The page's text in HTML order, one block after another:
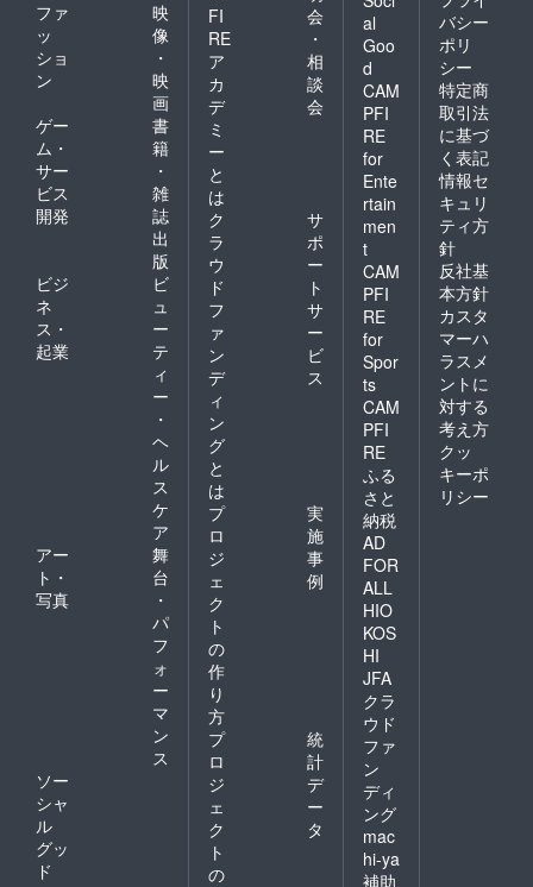
ファ
ッ
ショ
ン
映
像
・
映
画
ゲー
ム・
サー
ビス
開発
書
籍
・
雑
誌
出
版
ビジ
ネ
ス・
起業
ビ
ュ
ー
テ
ィ
ー
・
ヘ
ル
ス
ケ
ア
アー
ト・
写真
舞
台
・
パ
フ
ォ
ー
マ
ン
ス
ソー
シャ
ル
グッ
ド
FI
RE
ア
カ
デ
ミ
ー
と
は
会
・
相
談
会
ク
ラ
ウ
ド
フ
ァ
ン
デ
ィ
ン
グ
と
は
サ
ポ
ー
ト
サ
ー
ビ
ス
プ
ロ
ジ
ェ
ク
ト
の
作
り
方
実
施
事
例
プ
ロ
ジ
ェ
ク
ト
の
統
計
デ
ー
タ
al
Goo
d
CAM
PFI
RE
for
Ente
rtain
men
t
CAM
PFI
RE
for
Spor
ts
CAM
PFI
RE
ふる
さと
納税
AD
FOR
ALL
HIO
KOS
HI
JFA
クラ
ウド
ファ
ン
ディ
ング
mac
hi-ya
補助
バシー
ポリ
シー
特定商
取引法
に基づ
く表記
情報セ
キュリ
ティ方
針
反社基
本方針
カスタ
マーハ
ラスメ
ントに
対する
考え方
クッ
キーポ
リシー